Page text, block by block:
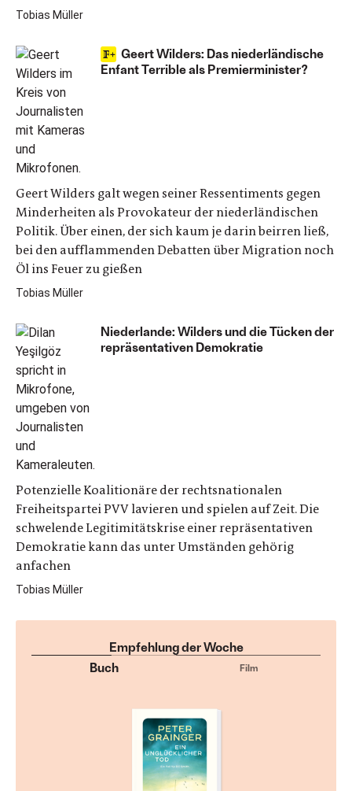
Tobias Müller
Geert Wilders: Das niederländische
Enfant Terrible als Premierminister?
Geert Wilders galt wegen seiner Ressentiments gegen
Minderheiten als Provokateur der niederländischen
Politik. Über einen, der sich kaum je darin beirren ließ,
bei den aufflammenden Debatten über Migration noch
Öl ins Feuer zu gießen
Tobias Müller
Niederlande: Wilders und die Tücken der
repräsentativen Demokratie
Potenzielle Koalitionäre der rechtsnationalen
Freiheitspartei PVV lavieren und spielen auf Zeit. Die
schwelende Legitimitätskrise einer repräsentativen
Demokratie kann das unter Umständen gehörig
anfachen
Tobias Müller
Empfehlung der Woche
Buch
Film